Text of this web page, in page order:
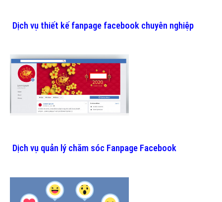
Dịch vụ thiết kế fanpage facebook chuyên nghiệp
Dịch vụ quản lý chăm sóc Fanpage Facebook